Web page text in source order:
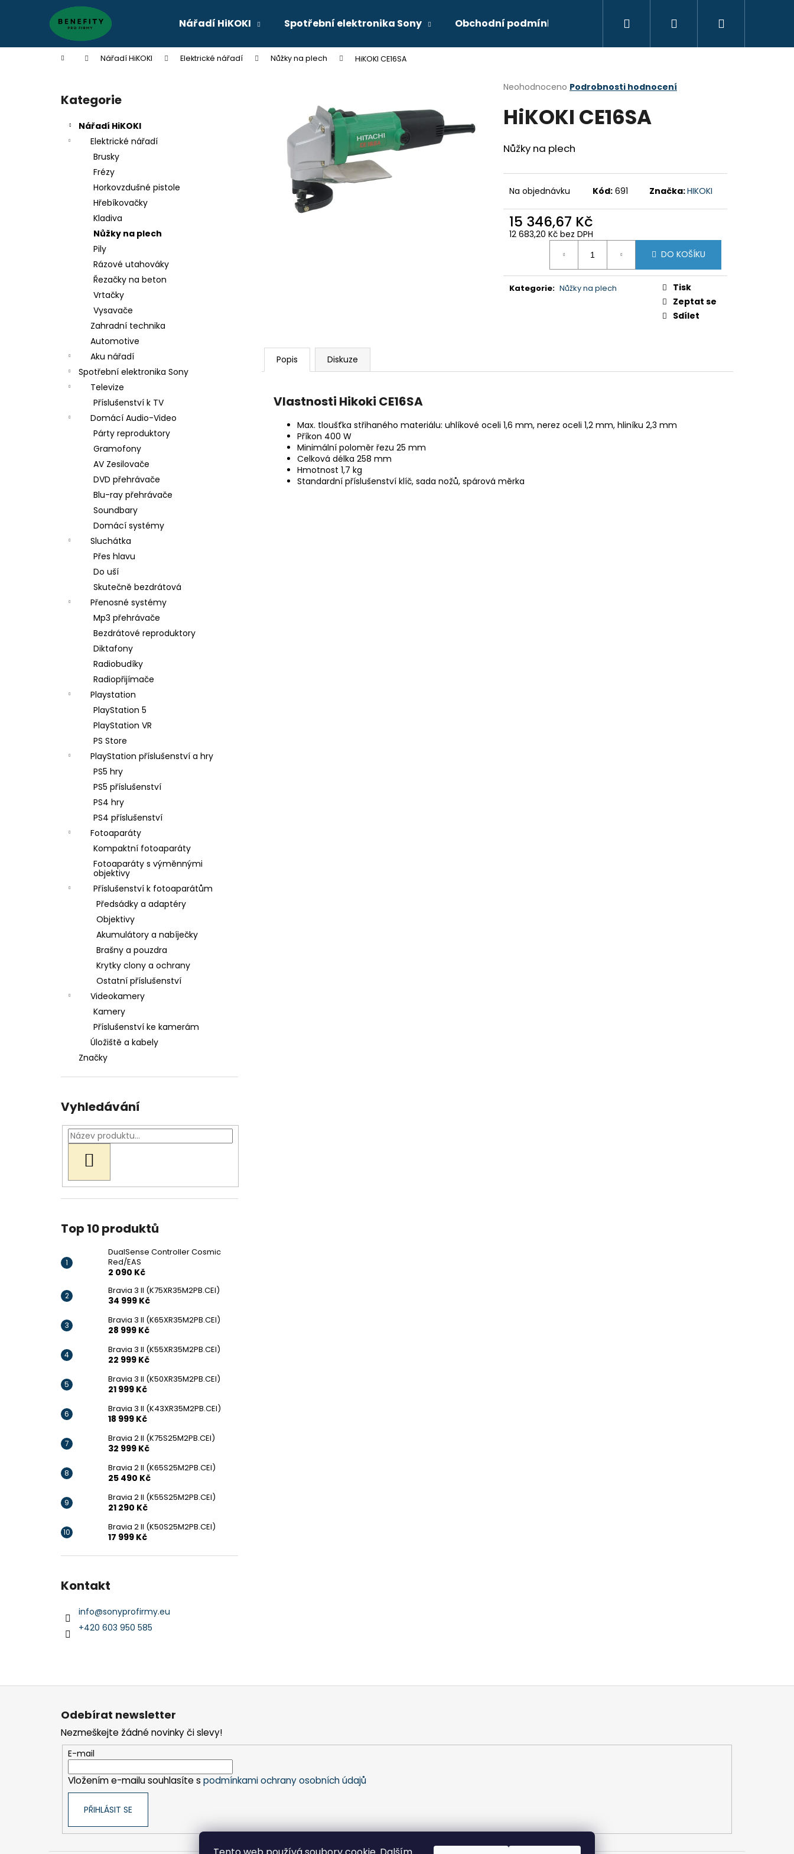
Nářadí HiKOKI Spotřební elektronika Sony Obchodní podmínky Moje objednávka Kontakty
Přihlášení
Domů Nářadí HiKOKI Elektrické nářadí Nůžky na plech HiKOKI CE16SA
Přeskočit
kategorie
Kategorie
Nářadí HiKOKI
Elektrické nářadí
Brusky
Frézy
Horkovzdušné pistole
Hřebíkovačky
Kladiva
Nůžky na plech
Pily
Rázové utahováky
Řezačky na beton
Vrtačky
Vysavače
Zahradní technika
Automotive
Aku nářadí
Spotřební elektronika Sony
Televize
Příslušenství k TV
Domácí Audio-Video
Párty reproduktory
Gramofony
AV Zesilovače
DVD přehrávače
Blu-ray přehrávače
Soundbary
Domácí systémy
Sluchátka
Přes hlavu
Do uší
Skutečně bezdrátová
Přenosné systémy
Mp3 přehrávače
Bezdrátové reproduktory
Diktafony
Radiobudíky
Radiopřijímače
Playstation
PlayStation 5
PlayStation VR
PS Store
PlayStation příslušenství a hry
PS5 hry
PS5 příslušenství
PS4 hry
PS4 příslušenství
Fotoaparáty
Kompaktní fotoaparáty
Fotoaparáty s výměnnými
objektivy
Příslušenství k fotoaparátům
Předsádky a adaptéry
Objektivy
Akumulátory a nabíječky
Brašny a pouzdra
Krytky clony a ochrany
Ostatní příslušenství
Videokamery
Kamery
Příslušenství ke kamerám
Úložiště a kabely
Značky
Vyhledávání
Top 10 produktů
DualSense Controller Cosmic
Red/EAS
2 090 Kč
Bravia 3 II (K75XR35M2PB.CEI)
34 999 Kč
Bravia 3 II (K65XR35M2PB.CEI)
28 999 Kč
Bravia 3 II (K55XR35M2PB.CEI)
22 999 Kč
Bravia 3 II (K50XR35M2PB.CEI)
21 999 Kč
Bravia 3 II (K43XR35M2PB.CEI)
18 999 Kč
Bravia 2 II (K75S25M2PB.CEI)
32 999 Kč
Bravia 2 II (K65S25M2PB.CEI)
25 490 Kč
Bravia 2 II (K55S25M2PB.CEI)
21 290 Kč
Bravia 2 II (K50S25M2PB.CEI)
17 999 Kč
Kontakt
info@sonyprofirmy.eu
+420 603 950 585
Průměrné
produktu
je
z
5
Neohodnoceno Podrobnosti hodnocení
HiKOKI CE16SA
Nůžky na plech
Na objednávku Kód: 691 Značka:HIKOKI
15 346,67 Kč
12 683,20 Kč bez DPH
DO KOŠÍKU
Kategorie: Nůžky na plech
Tisk
Zeptat se
Sdílet
Popis Diskuze
Vlastnosti Hikoki CE16SA
Max. tloušťka střihaného materiálu: uhlíkové oceli 1,6 mm, nerez oceli 1,2 mm, hliníku 2,3 mm
Příkon 400 W
Minimální poloměr řezu 25 mm
Celková délka 258 mm
Hmotnost 1,7 kg
Standardní příslušenství klíč, sada nožů, spárová měrka
í
Zpět
do
Zpět
do
Co potřebujete najít?
HLEDAT
Doporučujeme
DUALSENSE CONTROLLER COSMIC
RED/EAS
2 090 Kč
BRAVIA 3 II (K65XR35M2PB.CEI)
Odebírat newsletter
Nezmeškejte žádné novinky či slevy!
E-mail
Vložením e-mailu souhlasíte s podmínkami ochrany osobních údajů
PŘIHLÁSIT SE